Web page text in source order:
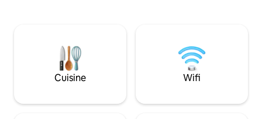
les collines, le lac et l'océan. À courte
distance (à vélo) du club de golf
d'Asserbo et des commerces et
restaurants. Visites : le château de
château de Frederiksborg, classé au
zone naturelle
bordées de
randonnée. Il y a
seulement 2 min
pour vos
Cuisine Wifi